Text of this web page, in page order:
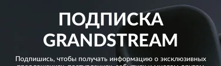
ПОДПИСКА
GRANDSTREAM
Подпишись, чтобы получать информацию о эксклюзивных